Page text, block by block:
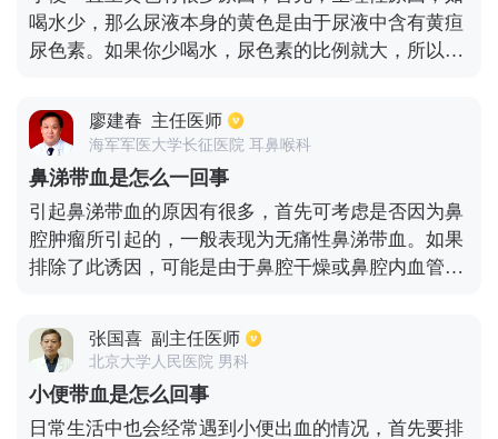
里咳嗽如果没有得到治疗或不能长时间控制，必须在
医院检查。一些老年人晚上也容易咳嗽。应注意早期
心病、高血压和糖尿病。咳嗽通常表现为咳嗽。坐起
时咳嗽会减轻，甚至腿有点肿。此时，应向医生提供
病史，让医生判断夜间咳嗽是否由心力衰竭引起。
喝水少，那么尿液本身的黄色是由于尿液中含有黄疸
尿色素。如果你少喝水，尿色素的比例就大，所以颜
食物，如大量的胡萝卜和木瓜，或者一些人吃一些药
物，如中药中的大黄或维生素B，这将导致尿液变
黄。 另一种黄色尿液可能是病理原因。例如，当有肝
胆疾病时，胆汁会从尿道排出，使尿液呈暗黄色。肝
炎患者的尿液也会呈现浓茶状的颜色，还有一些疾病
会导致尿液变黄，比如说急性发烧或者上吐下泻的病
人，因为水分随汗或者粪便排出，所以尿液浓缩也会
炎。如果长时间熬夜和内热，也会出现黄色的尿液。
廖建春 主任医师
海军军医大学长征医院 耳鼻喉科
鼻涕带血是怎么一回事
引起鼻涕带血的原因有很多，首先可考虑是否因为鼻
腔肿瘤所引起的，一般表现为无痛性鼻涕带血。如果
排除了此诱因，可能是由于鼻腔干燥或鼻腔内血管破
就会导致鼻涕带血。如果发现鼻涕带血的症状，应该
及时去医院就诊，查明病因，尽早对症治疗。
张国喜 副主任医师
北京大学人民医院 男科
小便带血是怎么回事
日常生活中也会经常遇到小便出血的情况，首先要排